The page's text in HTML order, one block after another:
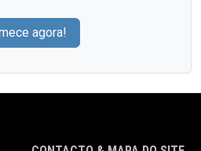
agora!